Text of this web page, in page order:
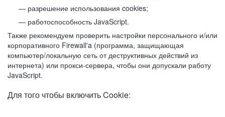
разрешение использования cookies;
работоспособность JavaScript.
Также рекомендуем проверить настройки персонального и/или
корпоративного Firewall'a (программа, защищающая
компьютер/локальную сеть от деструктивных действий из
интернета) или прокси-сервера, чтобы они допускали работу
JavaScript.
Для того чтобы включить Cookie: